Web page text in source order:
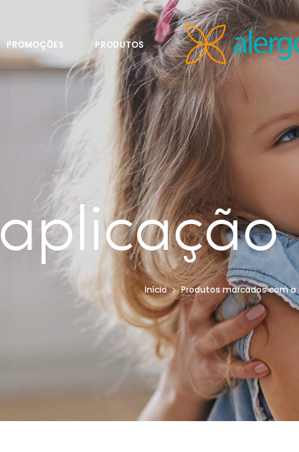
PROMOÇÕES PRODUTOS
Início Produtos marcados com